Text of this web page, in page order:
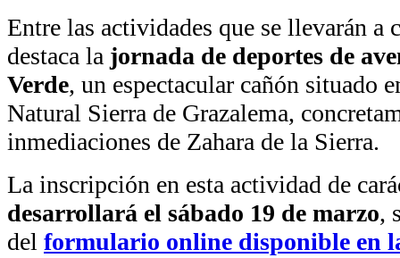
Entre las actividades que se llevarán a
destaca la jornada de deportes de
Verde, un espectacular cañón situado
Natural Sierra de Grazalema,
inmediaciones de Zahara de la Sierra.
La inscripción en esta actividad de
desarrollará el sábado 19 de marzo,
del formulario online disponible en